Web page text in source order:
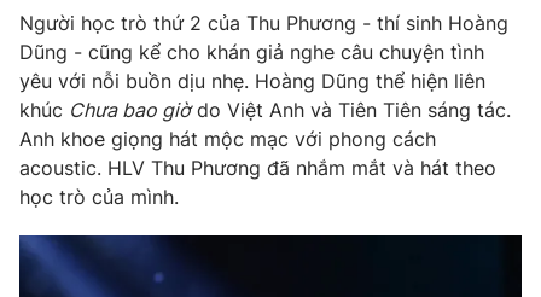
Người học trò thứ 2 của Thu Phương - thí sinh Hoàng
Dũng - cũng kể cho khán giả nghe câu chuyện tình
yêu với nỗi buồn dịu nhẹ. Hoàng Dũng thể hiện liên
khúc Chưa bao giờdo Việt Anh và Tiên Tiên sáng tác.
Anh khoe giọng hát mộc mạc với phong cách
acoustic. HLV Thu Phương đã nhắm mắt và hát theo
học trò của mình.